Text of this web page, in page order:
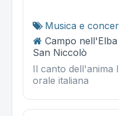
Musica e
Campo
San Niccolò
Il canto dell'anima
orale italiana